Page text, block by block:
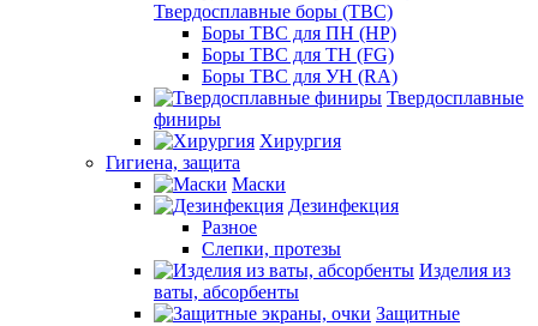
Твердосплавные боры (ТВС)
Боры ТВС для ПН (HP)
Боры ТВС для ТН (FG)
Боры ТВС для УН (RA)
Твердосплавные
финиры
Хирургия
Гигиена, защита
Маски
Дезинфекция
Разное
Слепки, протезы
Изделия из
ваты, абсорбенты
Защитные